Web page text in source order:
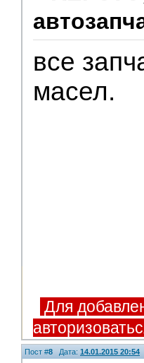
все
масел.
Для
Пост #8 Дата: 14.01.2015 20:54